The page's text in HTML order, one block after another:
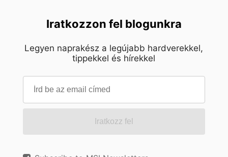
Iratkozzon fel blogunkra
Legyen naprakész a legújabb hardverekkel,
tippekkel és hírekkel
Iratkozz fel